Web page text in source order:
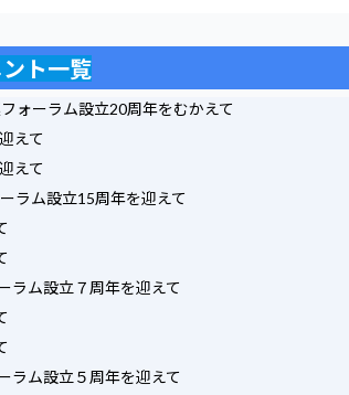
ト一覧
ォーラム設立20周年をむかえて
えて
えて
ラム設立15周年を迎えて
ラム設立７周年を迎えて
ラム設立５周年を迎えて